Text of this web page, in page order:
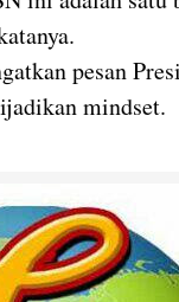
pesan
mindset.